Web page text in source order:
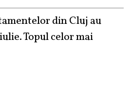
din Cluj au
Topul celor mai